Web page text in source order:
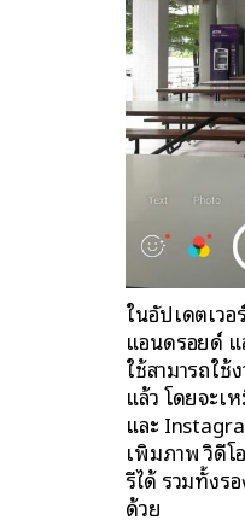
ในอัปเดตเว
แอนดรอยด์ แ
ใช้สามารถใช้
แล้ว โดยจะเ
และ
เพิ่มภาพ วิดีโ
รี่ได้ รวมทั้งร
ด้วย